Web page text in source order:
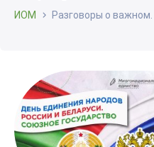
ИОМ Разговоры о важном.